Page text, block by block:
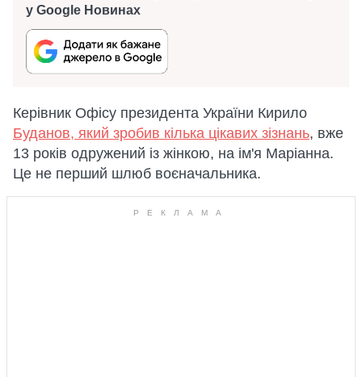
у Google Новинах
Керівник Офісу президента України Кирило
Буданов, який зробив кілька цікавих зізнань, вже
13 років одружений із жінкою, на ім'я Маріанна.
Це не перший шлюб воєначальника.